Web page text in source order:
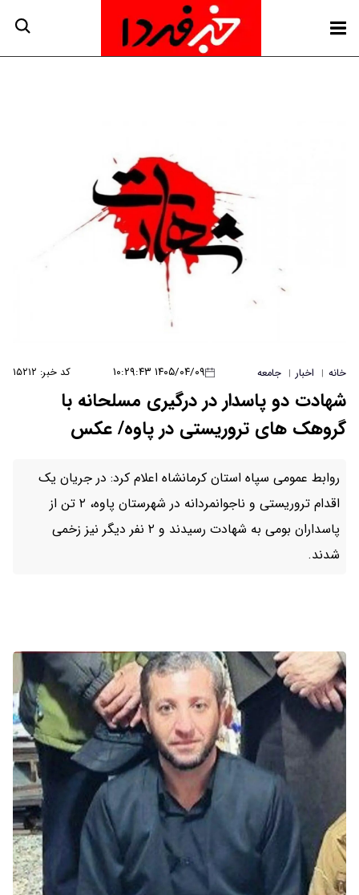
خانه | اخبار | جامعه ۱۴۰۵/۰۴/۰۹ ۱۰:۲۹:۴۳ کد خبر: ۱۵۲۱۲
شهادت دو پاسدار در درگیری مسلحانه با
گروهک های تروریستی در پاوه/ عکس
روابط عمومی سپاه استان کرمانشاه اعلام کرد: در جریان یک
اقدام تروریستی و ناجوانمردانه در شهرستان پاوه، ۲ تن از
پاسداران بومی به شهادت رسیدند و ۲ نفر دیگر نیز زخمی
شدند.